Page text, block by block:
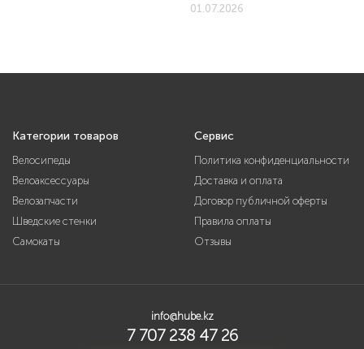
01.07.2026
Категории товаров
Велосипеды
Велоаксессуары
Велозапчасти
Шведские стенки
Самокаты
Сервис
Политика конфиденциальности
Доставка и оплата
Договор публичной оферты
Правила оплаты
Отзывы
info@hube.kz
7 707 238 47 26